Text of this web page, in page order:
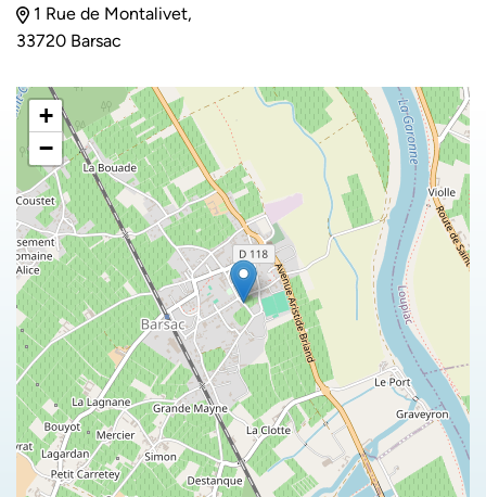
1 Rue de Montalivet,
33720 Barsac
+
−